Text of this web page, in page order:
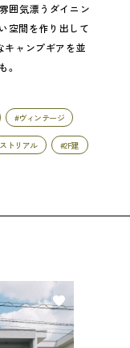
囲気漂うダイニン
空間を作り出して
キャンプギアを並
。
#ヴィンテージ
トリアル #2F建
好き